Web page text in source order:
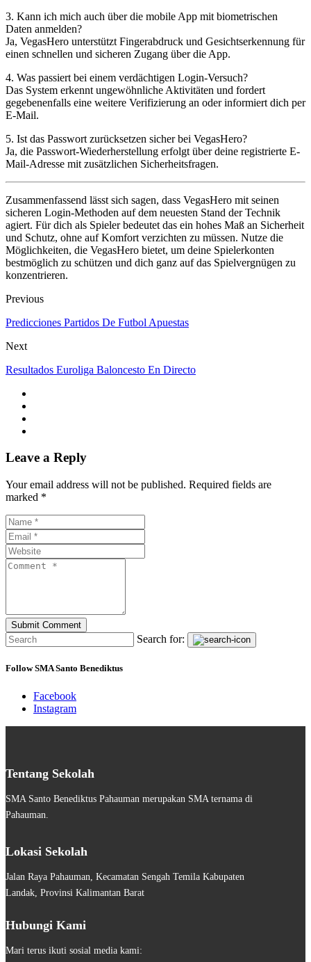
3. Kann ich mich auch über die mobile App mit biometrischen
Daten anmelden?
Ja, VegasHero unterstützt Fingerabdruck und Gesichtserkennung für
einen schnellen und sicheren Zugang über die App.
4. Was passiert bei einem verdächtigen Login-Versuch?
Das System erkennt ungewöhnliche Aktivitäten und fordert
gegebenenfalls eine weitere Verifizierung an oder informiert dich per
E-Mail.
5. Ist das Passwort zurücksetzen sicher bei VegasHero?
Ja, die Passwort-Wiederherstellung erfolgt über deine registrierte E-
Mail-Adresse mit zusätzlichen Sicherheitsfragen.
Zusammenfassend lässt sich sagen, dass VegasHero mit seinen
sicheren Login-Methoden auf dem neuesten Stand der Technik
agiert. Für dich als Spieler bedeutet das ein hohes Maß an Sicherheit
und Schutz, ohne auf Komfort verzichten zu müssen. Nutze die
Möglichkeiten, die VegasHero bietet, um deine Spielerkonten
bestmöglich zu schützen und dich ganz auf das Spielvergnügen zu
konzentrieren.
Previous
Predicciones Partidos De Futbol Apuestas
Next
Resultados Euroliga Baloncesto En Directo
Leave a Reply
Your email address will not be published. Required fields are
marked *
Search for:
Follow SMA Santo Benediktus
Facebook
Instagram
Tentang Sekolah
SMA Santo Benediktus Pahauman merupakan SMA ternama di
Pahauman.
Lokasi Sekolah
Jalan Raya Pahauman, Kecamatan Sengah Temila Kabupaten
Landak, Provinsi Kalimantan Barat
Hubungi Kami
Mari terus ikuti sosial media kami: